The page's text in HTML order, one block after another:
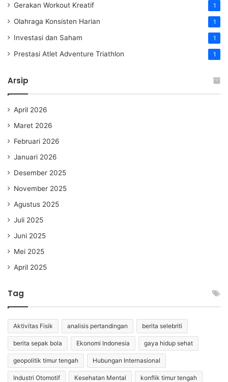
Gerakan Workout Kreatif 1
Olahraga Konsisten Harian 1
Investasi dan Saham 1
Prestasi Atlet Adventure Triathlon 1
Arsip
April 2026
Maret 2026
Februari 2026
Januari 2026
Desember 2025
November 2025
Agustus 2025
Juli 2025
Juni 2025
Mei 2025
April 2025
Tag
Aktivitas Fisik analisis pertandingan berita selebriti
berita sepak bola Ekonomi Indonesia gaya hidup sehat
geopolitik timur tengah Hubungan Internasional
Industri Otomotif Kesehatan Mental konflik timur tengah